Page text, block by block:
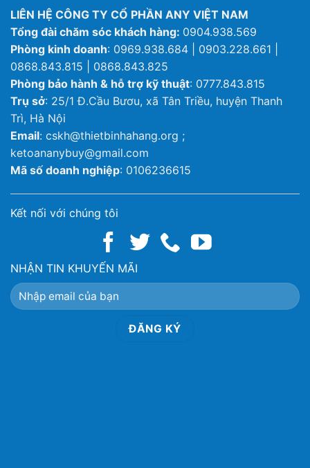
LIÊN HỆ CÔNG TY CỔ PHẦN ANY VIỆT NAM
Tổng đài chăm sóc khách hàng: 0904.938.569
Phòng kinh doanh: 0969.938.684 | 0903.228.661 |
0868.843.815 | 0868.843.825
Phòng bảo hành & hỗ trợ kỹ thuật: 0777.843.815
Trụ sở: 25/1 Đ.Cầu Bươu, xã Tân Triều, huyện Thanh
Trì, Hà Nội
Email: cskh@thietbinhahang.org ;
ketoananybuy@gmail.com
Mã số doanh nghiệp: 0106236615
Kết nối với chúng tôi
NHẬN TIN KHUYẾN MÃI